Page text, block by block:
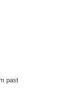
past